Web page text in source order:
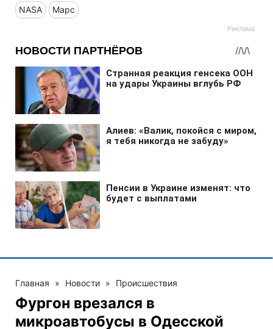
NASA Марс
Главная » Новости » Происшествия
Фургон врезался в
микроавтобусы в Одесской